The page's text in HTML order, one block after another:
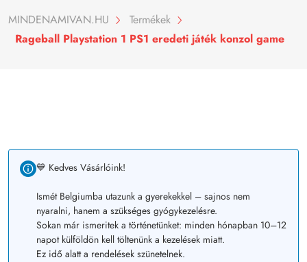
MINDENAMIVAN.HU
Termékek
Rageball Playstation 1 PS1 eredeti játék konzol game
💙 Kedves Vásárlóink!
Ismét Belgiumba utazunk a gyerekekkel – sajnos nem
nyaralni, hanem a szükséges gyógykezelésre.
Sokan már ismeritek a történetünket: minden hónapban 10–12
napot külföldön kell töltenünk a kezelések miatt.
Ez idő alatt a rendelések szünetelnek.